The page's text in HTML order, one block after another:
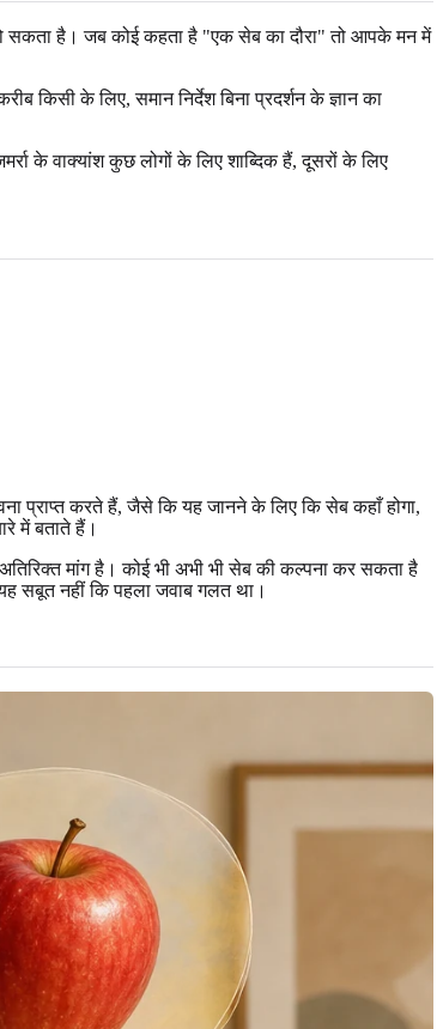
सकता है। जब कोई कहता है "एक सेब का दौरा" तो आपके मन में
के लिए, समान निर्देश बिना प्रदर्शन के ज्ञान का
के वाक्यांश कुछ लोगों के लिए शाब्दिक हैं, दूसरों के लिए
प्राप्त करते हैं, जैसे कि यह जानने के लिए कि सेब कहाँ होगा,
में बताते हैं।
मांग है। कोई भी अभी भी सेब की कल्पना कर सकता है
सबूत नहीं कि पहला जवाब गलत था।